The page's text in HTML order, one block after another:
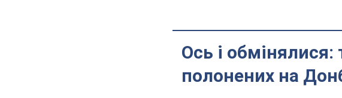
Ось і
полонених на